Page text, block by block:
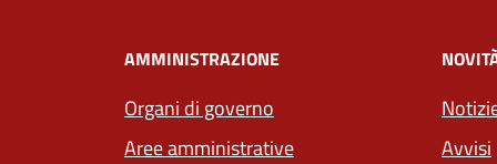
AMMINISTRAZIONE
Organi di governo
Aree amministrative
Avvisi